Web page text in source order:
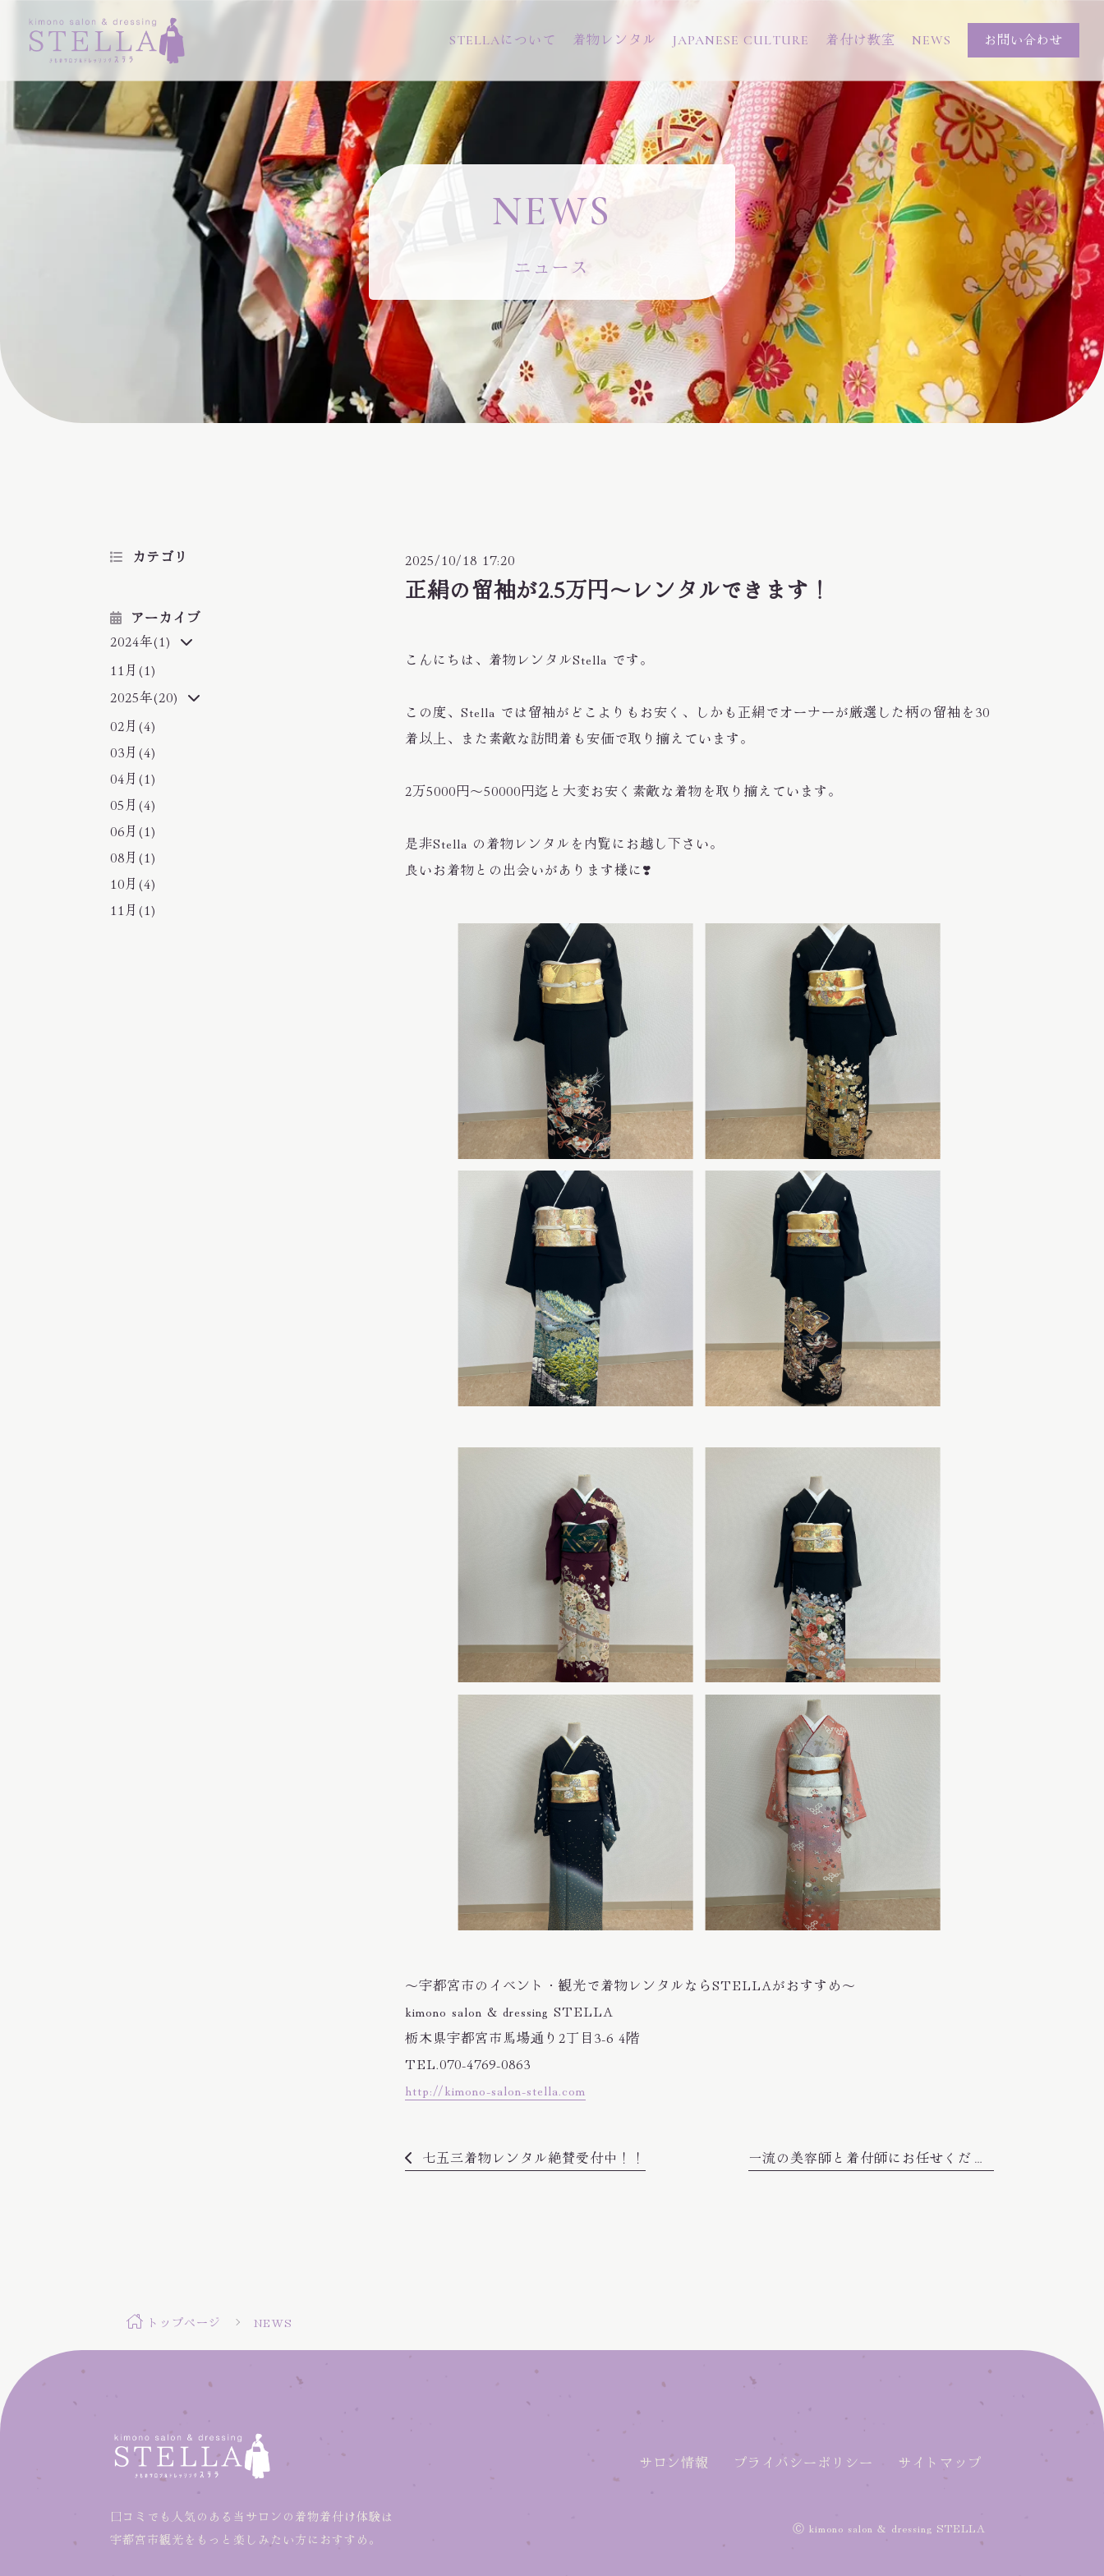
STELLAについて 着物レンタル JAPANESE CULTURE 着付け教室 NEWS お問い合わせ
TEL070-4769-0863
NEWS
ニュース
2025/10/18 17:20
正絹の留袖が2.5万円〜レンタルできます！
こんにちは、着物レンタルStella です。
この度、Stella では留袖がどこよりもお安く、しかも正絹でオーナーが厳選した柄の留袖を30
着以上、また素敵な訪問着も安価で取り揃えています。
2万5000円〜50000円迄と大変お安く素敵な着物を取り揃えています。
是非Stella の着物レンタルを内覧にお越し下さい。
良いお着物との出会いがあります様に❣️
〜宇都宮市のイベント・観光で着物レンタルならSTELLAがおすすめ〜
kimono salon & dressing STELLA
栃木県宇都宮市馬場通り2丁目3-6 4階
TEL.070-4769-0863
http://kimono-salon-stella.com
七五三着物レンタル絶賛受付中！！ 一流の美容師と着付師にお任せください★
カテゴリ
アーカイブ
2024年(1)
11月(1)
2025年(20)
02月(4)
03月(4)
04月(1)
05月(4)
06月(1)
08月(1)
10月(4)
11月(1)
トップページ NEWS
口コミでも人気のある当サロンの着物着付け体験は
宇都宮市観光をもっと楽しみたい方におすすめ。
サロン情報 プライバシーポリシー サイトマップ
Ⓒ kimono salon & dressing STELLA